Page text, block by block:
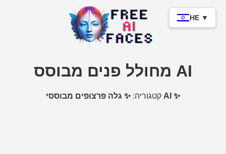
HE ▼
מחולל פנים מבוסס AI
קטגוריה: ✨ גלה פרצופים מבוססי AI ✨